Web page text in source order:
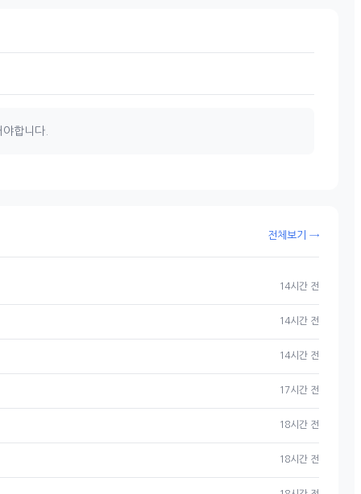
야합니다.
전체보기 →
14시간 전
14시간 전
14시간 전
17시간 전
18시간 전
18시간 전